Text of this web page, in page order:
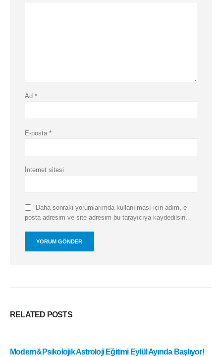
Ad *
E-posta *
İnternet sitesi
Daha sonraki yorumlarımda kullanılması için adım, e-
posta adresim ve site adresim bu tarayıcıya kaydedilsin.
RELATED POSTS
Modern&Psikolojik Astroloji Eğitimi Eylül Ayında Başlıyor!